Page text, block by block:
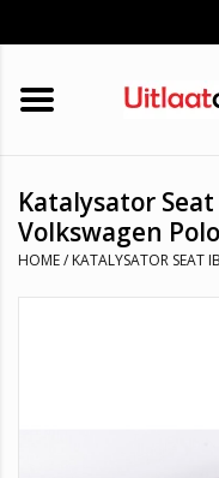
HOME
KATALYSATOREN
UNIVERSELE
MERKEN
Katalysator
Volkswagen
HOME/ KATALYSATOR SEAT